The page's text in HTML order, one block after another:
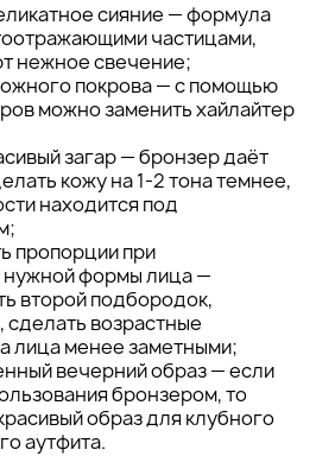
сияние — формула
частицами,
нежное свечение;
покрова — с помощью
можно заменить хайлайтер
загар — бронзер даёт
кожу на 1-2 тона темнее,
находится под
пропорции при
формы лица —
второй подбородок,
сделать возрастные
лица менее заметными;
вечерний образ — если
бронзером, то
образ для клубного
аутфита.